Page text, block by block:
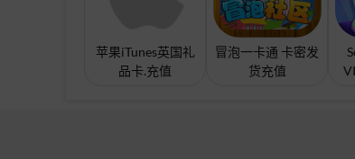
苹果iTunes英国礼
品卡.充值
冒泡一卡通 卡密发
货充值